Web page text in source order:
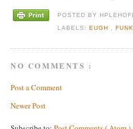
POSTED BY
LABELS:EUGH ,
NO COMMENTS :
Post a Comment
Newer Post